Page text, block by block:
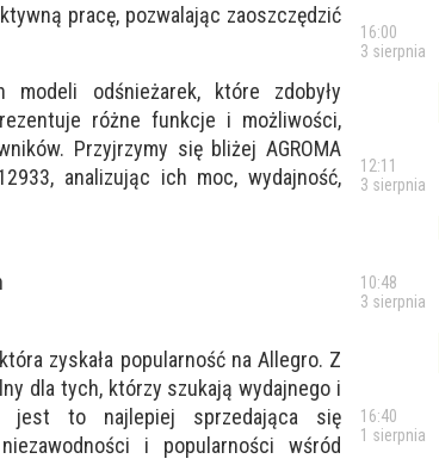
pracę, pozwalając zaoszczędzić
odśnieżarek, które zdobyły
różne funkcje i możliwości,
Przyjrzymy się bliżej AGROMA
analizując ich moc, wydajność,
zyskała popularność na Allegro. Z
dla tych, którzy szukają wydajnego i
jest to najlepiej sprzedająca się
i popularności wśród
16:00
3 sierpnia
12:11
3 sierpnia
10:48
3 sierpnia
16:40
1 sierpnia